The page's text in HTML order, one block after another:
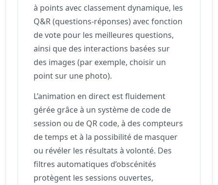
à points avec classement dynamique, les
Q&R (questions-réponses) avec fonction
de vote pour les meilleures questions,
ainsi que des interactions basées sur
des images (par exemple, choisir un
point sur une photo).
L’animation en direct est fluidement
gérée grâce à un système de code de
session ou de QR code, à des compteurs
de temps et à la possibilité de masquer
ou révéler les résultats à volonté. Des
filtres automatiques d’obscénités
protègent les sessions ouvertes,